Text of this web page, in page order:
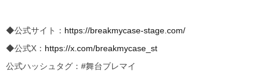
◆公式サイト： https://breakmycase-stage.com/
◆公式X： https://x.com/breakmycase_st
公式ハッシュタグ：#舞台ブレマイ